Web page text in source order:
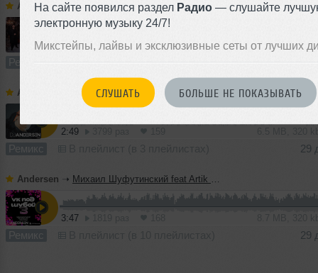
На сайте появился раздел Радио — слушайте
электронную музыку 24/7!
Микстейпы, лайвы и эксклюзивные сеты от лучших
СЛУШАТЬ БОЛЬШЕ НЕ ПОКАЗЫВАТЬ
Andersen ➝Мохито, Red Square, KALVADOS - Долгая зима (DJ Andersen Remix)
2:43 603 раза 37 7.7 MB,
Ремикс
Andersen Клава Кока & Лёша Свик - По знакомым улицам (DJ Andersen Remix)
2:49
Ремикс 29
Andersen ➝ Михаил Шуфутинский feat Artik & Asti - Зима холода (DJ Andersen Remix)
3:47
Ремикс 29